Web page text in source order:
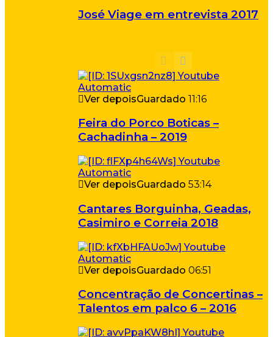
José Viage em entrevista 2017
Ver depoisGuardado 11:16
Feira do Porco Boticas –
Cachadinha – 2019
Ver depoisGuardado 53:14
Cantares Borguinha, Geadas,
Casimiro e Correia 2018
Ver depoisGuardado 06:51
Concentração de Concertinas –
Talentos em palco 6 – 2016